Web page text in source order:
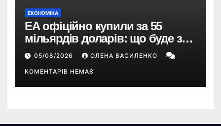
ЕКОНОМІКА
EA офіційно купили за 55
мільярдів доларів: що буде з
EA Sports FC, Battlefield і The
Sims
05/08/2026 ОЛЕНА ВАСИЛЕНКО
КОМЕНТАРІВ НЕМАЄ